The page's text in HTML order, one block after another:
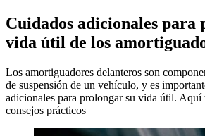
Cuidados adicionales para
vida útil de los
Los amortiguadores delanteros son
de suspensión de un vehículo, y es
adicionales para prolongar su vida útil. Aquí
consejos prácticos